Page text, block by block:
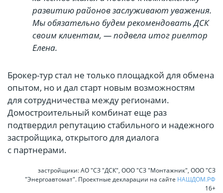
развитию районов заслуживают уважения.
Мы обязательно будем рекомендовать ДСК
своим клиентам, — подвела итог риелтор
Елена.
Брокер-тур стал не только площадкой для обмена
опытом, но и дал старт новым возможностям
для сотрудничества между регионами.
Домостроительный комбинат еще раз
подтвердил репутацию стабильного и надежного
застройщика, открытого для диалога
с партнерами.
застройщики: АО "СЗ "ДСК", ООО "СЗ "Монтажник", ООО "СЗ
"Энергоавтомат". Проектные декларации на сайте НАШДОМ.РФ
16+